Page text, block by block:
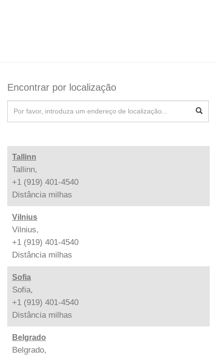
Encontrar por localização
Tallinn
Tallinn,
+1 (919) 401-4540
Distância milhas
Vilnius
Vilnius,
+1 (919) 401-4540
Distância milhas
Sofia
Sofia,
+1 (919) 401-4540
Distância milhas
Belgrado
Belgrado,